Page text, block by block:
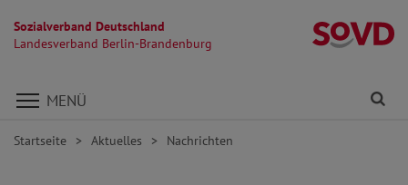
Sozialverband Deutschland
Landesverband Berlin-Brandenburg
Direkt zu den Inhalten springen
MENÜ
Startseite Aktuelles Nachrichten